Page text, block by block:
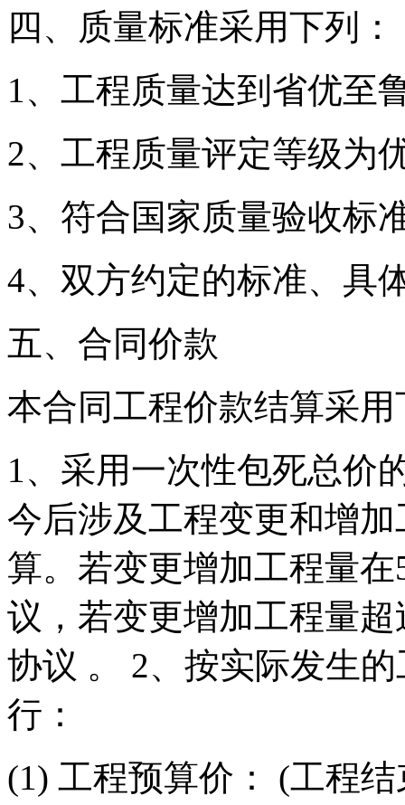
四、质量标准采用下列：
1、工程质量达到省优至
2、工程质量评定等级为
3、符合国家质量验收标
4、双方约定的标准、具
五、合同价款
本合同工程价款结算采
1、采用一次性包死总价
今后涉及工程变更和增
算。若变更增加工程量
议，若变更增加工程量
协议 。 2、按实际发生
行：
(1) 工程预算价： (工程